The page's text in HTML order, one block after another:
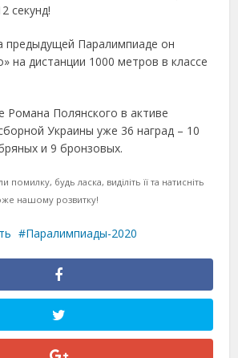
секунд!
предыдущей Паралимпиаде он
на дистанции 1000 метров в классе
Романа Полянского в активе
Украины уже 36 наград – 10
и 9 бронзовых.
будь ласка, виділіть її та натисніть
нашому розвитку!
Паралимпиады-2020